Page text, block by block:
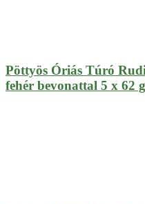
Pöttyös Óriás Túró
fehér bevonattal 5 x 62